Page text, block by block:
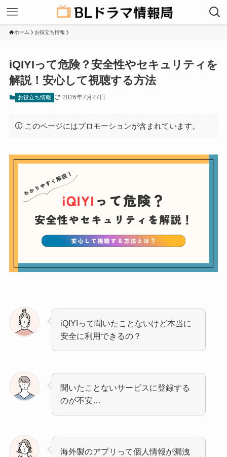
ホーム お役立ち情報
iQIYIって危険？安全性やセキュリティを
解説！安心して視聴する方法
お役立ち情報 2026年7月27日
このページにはプロモーションが含まれています。
iQIYIって聞いたことないけど本当に
安全に利用できるの？
聞いたことないサービスに登録する
のが不安…
海外製のアプリって個人情報が漏洩